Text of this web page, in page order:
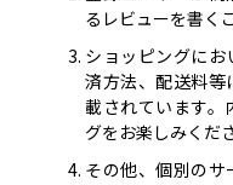
るレビューを書く
ショッピングに
済方法、配送料等
載されています。
グをお楽しみくだ
その他、個別のサ